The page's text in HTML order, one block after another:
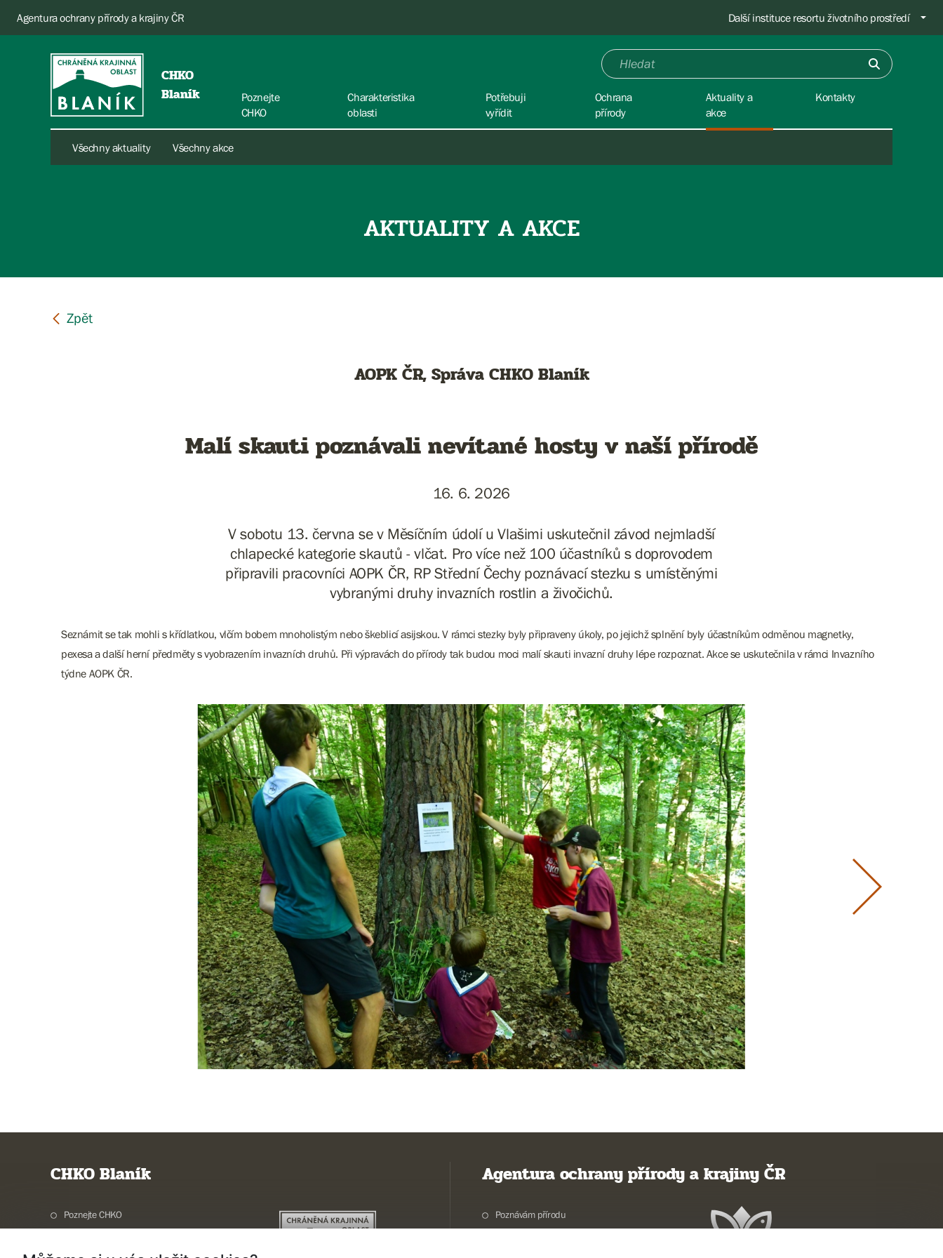
Agentura ochrany přírody a krajiny ČR Další instituce resortu životního prostředí
CHKO
Blaník
Poznejte
CHKO
Charakteristika
oblasti
Potřebuji
vyřídit
Ochrana
přírody
Aktuality a
akce
Všechny aktuality Všechny akce
Kontakty
AKTUALITY A AKCE
AOPK ČR, Správa CHKO Blaník
Malí skauti poznávali nevítané hosty v naší přírodě
16. 6. 2026
V sobotu 13. června se v Měsíčním údolí u Vlašimi uskutečnil závod nejmladší
chlapecké kategorie skautů - vlčat. Pro více než 100 účastníků s doprovodem
připravili pracovníci AOPK ČR, RP Střední Čechy poznávací stezku s umístěnými
vybranými druhy invazních rostlin a živočichů.
Seznámit se tak mohli s křídlatkou, vlčím bobem mnoholistým nebo škeblicí asijskou. V rámci stezky byly připraveny úkoly, po jejichž splnění byly účastníkům odměnou magnetky,
pexesa a další herní předměty s vyobrazením invazních druhů. Při výpravách do přírody tak budou moci malí skauti invazní druhy lépe rozpoznat. Akce se uskutečnila v rámci Invazního
týdne AOPK ČR.
CHKO Blaník
Poznejte CHKO
Agentura ochrany přírody a krajiny ČR
Poznávám přírodu